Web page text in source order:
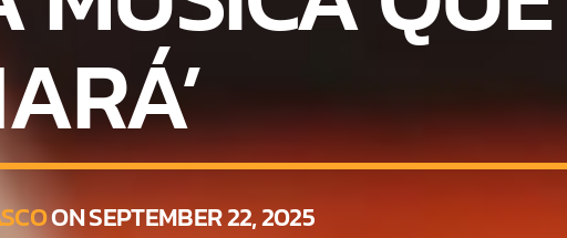
ON SEPTEMBER 22, 2025